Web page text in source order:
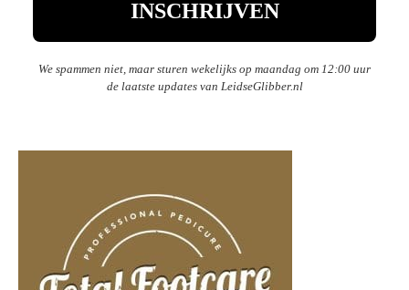
We spammen niet, maar sturen wekelijks op maandag om 12:00 uur
de laatste updates van LeidseGlibber.nl